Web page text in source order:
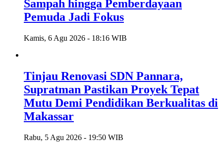
Sampah hingga Pemberdayaan
Pemuda Jadi Fokus
Kamis, 6 Agu 2026 - 18:16 WIB
Tinjau Renovasi SDN Pannara,
Supratman Pastikan Proyek Tepat
Mutu Demi Pendidikan Berkualitas di
Makassar
Rabu, 5 Agu 2026 - 19:50 WIB